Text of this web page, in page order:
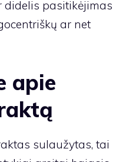
didelis pasitikėjimas
ar net
apie
sulaužytas, tai